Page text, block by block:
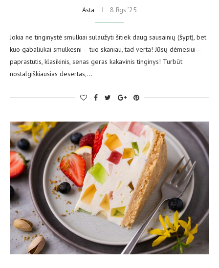
Asta 8 Rgs ’25
Jokia ne tinginystė smulkiai sulaužyti šitiek daug sausainių (šypt), bet
kuo gabaliukai smulkesni – tuo skaniau, tad verta! Jūsų dėmesiui –
paprastutis, klasikinis, senas geras kakavinis tinginys! Turbūt
nostalgiškiausias desertas,…